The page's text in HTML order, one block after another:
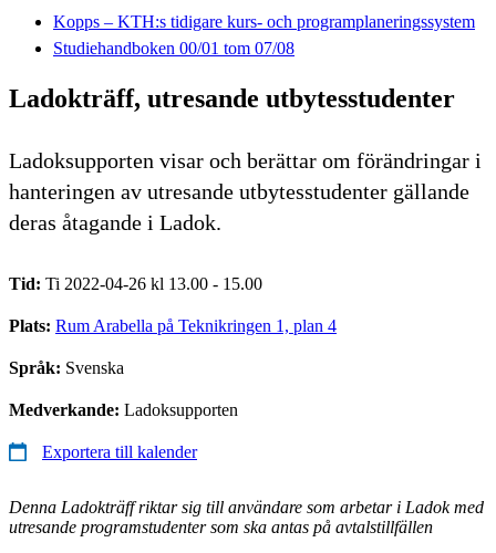
Kopps – KTH:s tidigare kurs- och programplaneringssystem
Studiehandboken 00/01 tom 07/08
Ladokträff, utresande utbytesstudenter
Ladoksupporten visar och berättar om förändringar i
hanteringen av utresande utbytesstudenter gällande
deras åtagande i Ladok.
Tid: Ti 2022-04-26 kl 13.00 - 15.00
Plats: Rum Arabella på Teknikringen 1, plan 4
Språk: Svenska
Medverkande: Ladoksupporten
Exportera till kalender
Denna Ladokträff riktar sig till användare som arbetar i Ladok med
utresande programstudenter som ska antas på avtalstillfällen